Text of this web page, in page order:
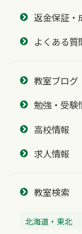
返金保証・
よくある質
教室ブログ
勉強・受験
高校情報
求人情報
教室検索
北海道・東北